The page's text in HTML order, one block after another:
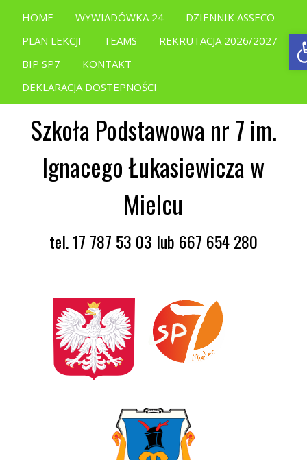
HOME WYWIADÓWKA 24
DZIENNIK ASSECO
PLAN LEKCJI
TEAMS
REKRUTACJA 2026/2027
BIP SP7
KONTAKT
DEKLARACJA DOSTEPNOŚCI
Szkoła Podstawowa nr 7 im.
Ignacego Łukasiewicza w
Mielcu
tel. 17 787 53 03 lub 667 654 280